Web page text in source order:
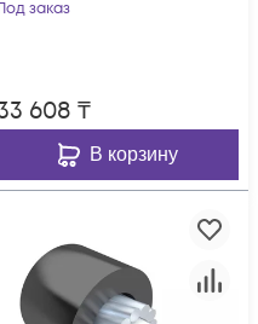
заказ
608 ₸
В корзину